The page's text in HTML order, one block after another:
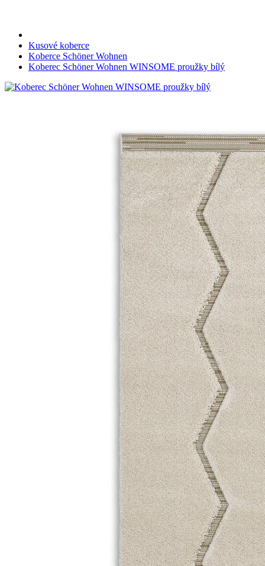
Kusové koberce
Koberce Schöner Wohnen
Koberec Schöner Wohnen WINSOME proužky bílý